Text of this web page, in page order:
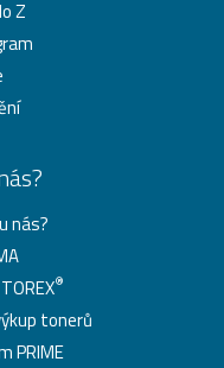
Z
nás?
®
tonerů
PRIME